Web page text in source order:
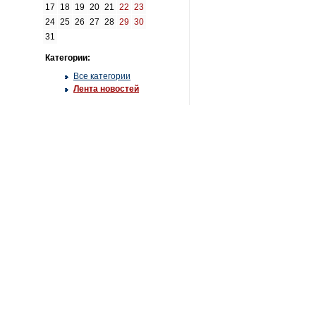
17 18 19 20 21 22 23
24 25 26 27 28 29 30
31
Категории:
Все категории
Лента новостей